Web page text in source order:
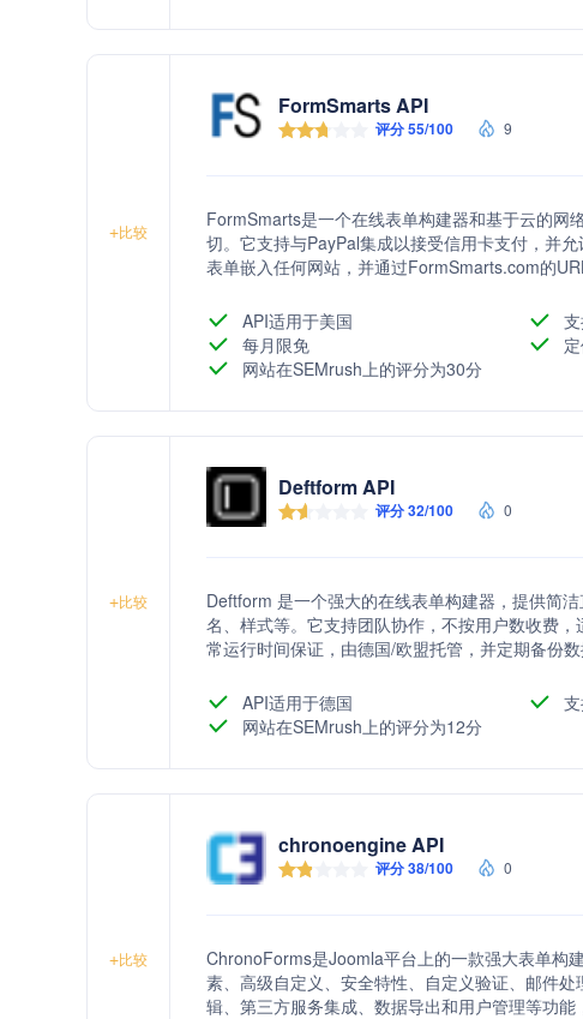
+比较
FormSmarts API
评分 55/100 9
FormSmarts是一个在线表单构建器和基于云的网
切。它支持与PayPal集成以接受信用卡支付，并
表单嵌入任何网站，并通过FormSmarts.com的
API适用于美国
每月限免
网站在SEMrush上的评分为30分
+比较
Deftform API
评分 32/100 0
Deftform 是一个强大的在线表单构建器，提供简
名、样式等。它支持团队协作，不按用户数收费
常运行时间保证，由德国/欧盟托管，并定期备份
在客户信息。
API适用于德国
网站在SEMrush上的评分为12分
+比较
chronoengine API
评分 38/100 0
ChronoForms是Joomla平台上的一款强大表单构
素、高级自定义、安全特性、自定义验证、邮件
辑、第三方服务集成、数据导出和用户管理等功能